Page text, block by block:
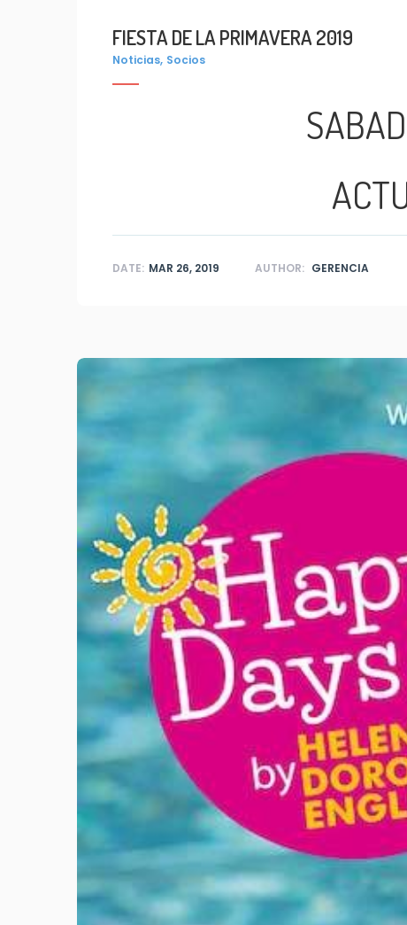
FIESTA DE LA PRIMAVERA 2019
Noticias, Socios
DATE: MAR 26, 2019 AUTHOR: GERENCIA